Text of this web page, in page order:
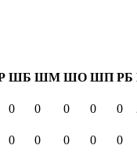
ШБ ШМ ШО ШП РБ
0 0 0 0 0
0 0 0 0 0